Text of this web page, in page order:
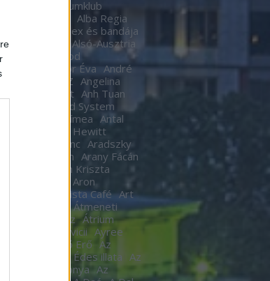
Akvariumklub
Alba Regia
Alex és bandája
Almási Csaba
Alsó-Ausztria
Attila
Amigod
Andor Éva André
Barlow ANEZ Angelina
Anger Zsolt Anh Tuan
Anima Sound System
Antal Tímea Antal
Laast
Aon Hewitt
Aradi Ferenc Aradszky
Aranyszem Arany Fácán
Argyelán Kriszta
Aron
ARTista Café Art
Danube.
Átmeneti
Film-Színház Átrium
avicii Ayree
Az ébredő Erő Az
Az élet Édes illata Az
Az Év Háziasszonya Az